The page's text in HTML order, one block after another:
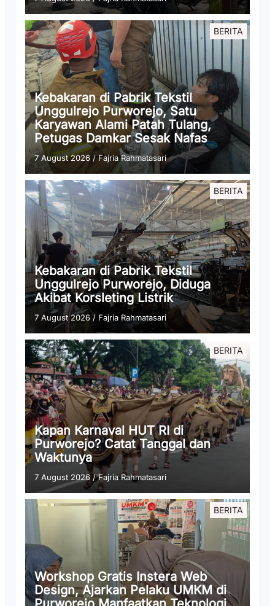
BERITA
Kebakaran di Pabrik Tekstil
Unggulrejo Purworejo, Satu
Karyawan Alami Patah Tulang,
Petugas Damkar Sesak Nafas
7 August 2026 /Fajria Rahmatasari
BERITA
Kebakaran di Pabrik Tekstil
Unggulrejo Purworejo, Diduga
Akibat Korsleting Listrik
7 August 2026/ Fajria Rahmatasari
BERITA
Kapan Karnaval HUT RI di
Purworejo? Catat Tanggal dan
Waktunya
7 August 2026 /Fajria Rahmatasari
BERITA
Workshop Gratis Instera Web
Design, Ajarkan Pelaku UMKM di